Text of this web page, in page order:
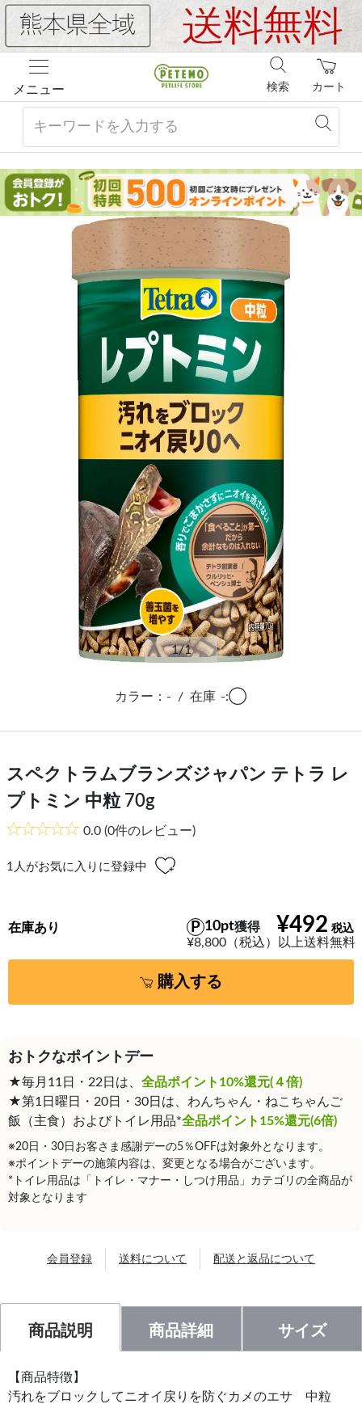
メニュー カート
検索
1/1
カラー：- / 在庫 -:◯
スペクトラムブランズジャパン テトラ レ
プトミン 中粒 70g
0.0 (0件のレビュー)
1 人がお気に入りに登録中
¥492
10pt獲得
¥8,800（税込）以上送料無料
在庫あり
購入する
おトクなポイントデー
★毎月11日・22日は、 全品ポイント10%還元(４倍)
★第1日曜日・20日・30日は、わんちゃん・ねこちゃんご
飯（主食）およびトイレ用品*全品ポイント15%還元(6倍)
※20日・30日お客さま感謝デーの5％OFFは対象外となります。
※ポイントデーの施策内容は、変更となる場合がございます。
*トイレ用品は「トイレ・マナー・しつけ用品」カテゴリの全商品が
対象となります
会員登録 送料について 配送と返品について
商品説明 商品詳細 サイズ
【商品特徴】
汚れをブロックしてニオイ戻りを防ぐカメのエサ 中粒